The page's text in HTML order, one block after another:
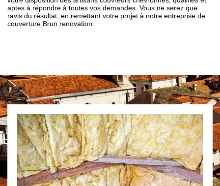
aptes à répondre à toutes vos demandes. Vous ne serez que
ravis du résultat, en remettant votre projet à notre entreprise de
couverture Brun renovation.